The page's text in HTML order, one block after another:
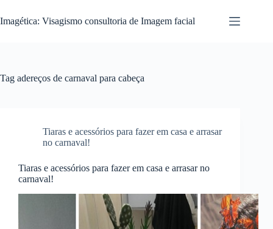
para
o
Imagética: Visagismo consultoria de Imagem facial
Tag adereços de carnaval para cabeça
Tiaras e acessórios para fazer em casa e arrasar
no carnaval!
Tiaras e acessórios para fazer em casa e arrasar no
carnaval!